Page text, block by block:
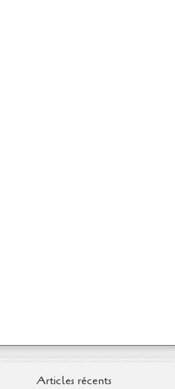
Articles récents